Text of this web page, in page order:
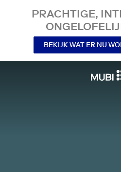
PRACHTIGE,
BEKIJK WAT ER NU